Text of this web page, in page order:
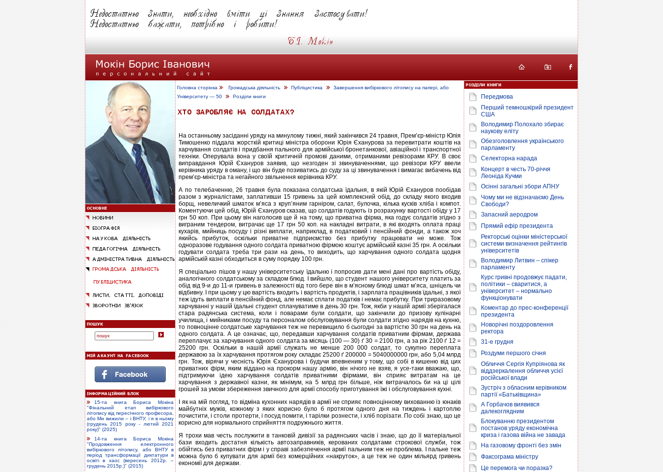
15-та книга Бориса Мокіна
"Фінальний етап вибіркового
літопису від пересічного професора,
або Ми вижили – і ВНТУ, і я в ньому
(грудень 2015 року - лютий 2021
року)" (2025)
14-та книга Бориса Мокіна
"Продовження електронного
вибіркового літопису, або ВНТУ в
період трансформації диктатури в
освіті в хаос (вересень 2012р. –
грудень 2015р.)" (2015)
Головна сторінка Громадська діяльність Публіцистика
Завершення вибіркового літопису на папері, або
Університету — 50
Розділи книги
На останньому засіданні уряду на минулому тижні, який закінчився 24 травня, Прем’єр-міністр Юлія
Тимошенко піддала жорсткій критиці міністра оборони Юрія Єханурова за перевитрати коштів на
харчування солдатів і придбання пального для армійської бронетанкової, авіаційної і транспортної
техніки. Оперувала вона у своїй критичній промові даними, отриманими ревізорами КРУ. В своє
виправдання Юрій Єхануров заявив, що незгоден зі звинуваченнями, що ревізори КРУ ввели
керівника уряду в оману, і що він буде позиватись до суду за ці звинувачення і вимагає вибачень від
прем’єр-міністра та негайного звільнення керівника КРУ.
А по телебаченню, 26 травня була показана солдатська їдальня, в якій Юрій Єхануров пообідав
разом з журналістами, заплативши 15 гривень за цей комплексний обід, до складу якого входив
борщ, невеличкий шматок м’яса з круп’яним гарніром, салат, булочка, кілька кусків хліба і компот.
Коментуючи цей обід, Юрій Єхануров сказав, що солдатів годують із розрахунку вартості обіду у 17
грн 50 коп. При цьому він наголосив ще й на тому, що приватна фірма, яка годує солдатів згідно з
виграним тендером, витрачає ще 17 грн 50 коп. на накладні витрати, в які входять оплата праці
кухарів, мийниць посуду і різні виплати, наприклад, в податковий і пенсійний фонди, а також хоч
якийсь прибуток, оскільки приватне підприємство без прибутку працювати не може. Тож
одноразове годування одного солдата приватною фірмою коштує армійській казні 35 грн. А оскільки
годувати солдата треба три рази на день, то виходить, що харчування одного солдата щодня
армійській казні обходиться в суму порядку 100 грн.
Я спеціально пішов у нашу університетську їдальню і попросив дати мені дані про вартість обіду,
аналогічного солдатському за складом блюд. І вийшло, що студент нашого університету платить за
обід від 9-и до 11-и гривень в залежності від того бере він в м’ясному блюді шмат м’яса, шніцель чи
відбивну. І при цьому у цю вартість входить і вартість продуктів, і зарплата працівників їдальні, з якої
теж ідуть виплати в пенсійний фонд, але немає сплати податків і немає прибутку. При триразовому
харчуванні у нашій їдальні студент сплачуватиме в день 30 грн. Тож, якби у нашій армії зберігалася
стара радянська система, коли і поварами були солдати, що закінчили до призову кулінарні
училища, і мийниками посуду та персоналом обслуговування були солдати згідно нарядів на кухню,
то повноцінне солдатське харчування теж не перевищило б сьогодні за вартістю 30 грн на день на
одного солдата. А це означає, що, передавши харчування солдатів приватним фірмам, держава
переплачує за харчування одного солдата за місяць (100 — 30) ґ 30 = 2100 грн, а за рік 2100 ґ 12 =
25200 грн. Оскільки в нашій армії служать не менше 200 000 солдат, то сукупно переплата
державою за їх харчування протягом року складає 25200 ґ 200000 = 5040000000 грн, або 5,04 млрд
грн. Тож, вірячи у чесність Юрія Єханурова і будучи впевненим у тому, що собі в кишеню від цих
приватних фірм, яким віддано на прокорм нашу армію, він нічого не взяв, я усе-таки вважаю, що,
підтримуючи ідею харчування солдатів приватними фірмами, він сприяє витратам на це
харчування з державної казни, як мінімум, на 5 млрд грн більше, ніж витрачалось би на ці цілі
грошей за умови збереження звичного для армії способу приготування їжі і обслуговування кухні.
І як на мій погляд, то відміна кухонних нарядів в армії не сприяє повноцінному вихованню із юнаків
майбутніх мужів, кожному з яких корисно було б протягом одного дня на тиждень і картоплю
почистити, і столи протерти, і посуд помити, і тарілки рознести, і хліб порізати. По собі знаю, що це
корисно для нормального сприйняття подружнього життя.
Я трохи мав честь послужити в танковій дивізії за радянських часів і знаю, що до її матеріальної
бази входить достатня кількість автозаправників, керованих солдатами строкової служби, тож
обійтись без приватних фірм і у справі забезпечення армії пальним теж не проблема. І пальне теж
можна було б купувати для армії без комерційних «накруток», а це теж не один мільярд гривень
економії для держави.
Передмова
Перший темношкірий президент
США
Володимир Полохало збирає
наукову еліту
Обезголовлення українського
парламенту
Селекторна нарада
Концерт в честь 70-річчя
Леоніда Кучми
Осінні загальні збори АПНУ
Чому ми не відзначаємо День
Свободи?
Запасний аеродром
Прямий ефір президента
Ректорські оцінки міністерської
системи визначення рейтингів
університетів
Володимир Литвин – спікер
парламенту
Курс гривні продовжує падати,
політики – сваритися, а
університет – нормально
функціонувати
Коментар до прес-конференції
президента
Новорічні поздоровлення
ректора
31-е грудня
Роздуми першого січня
Обличчя Сергія Купріянова як
віддзеркалення обличчя усієї
російської влади
Зустріч з обласним керівником
партії «Батьківщина»
А Горбачов виявився
далекоглядним
Блокуванню президентом
постанов уряду економічна
криза і газова війна не завада
На газовому фронті без змін
Факсограма міністру
Це перемога чи поразка?